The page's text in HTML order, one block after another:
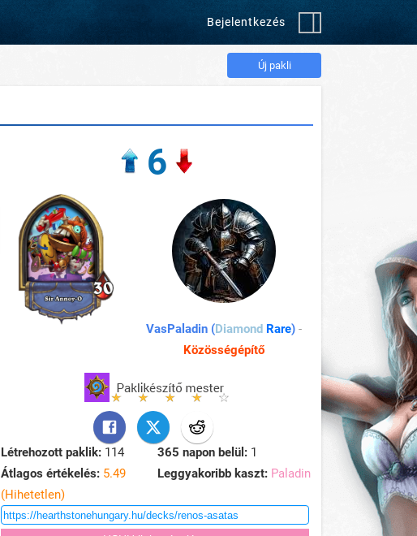
Bejelentkezés
Új pakli
6
VasPaladin (Diamond Rare) -
Közösségépítő
Létrehozott paklik: 114 365 napon belül:1
Átlagos értékelés: 5.49
(Hihetetlen)
Leggyakoribb kaszt: Paladin